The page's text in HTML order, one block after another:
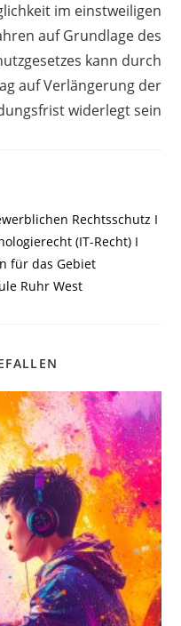
im einstweiligen
auf Grundlage des
kann durch
auf Verlängerung der
widerlegt sein
Rechtsschutz I
(IT-Recht) I
für das Gebiet
Ruhr West